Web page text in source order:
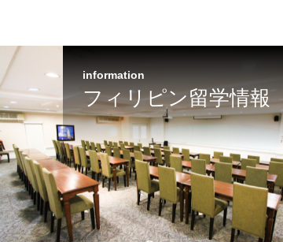
information
フィリピン留学情報